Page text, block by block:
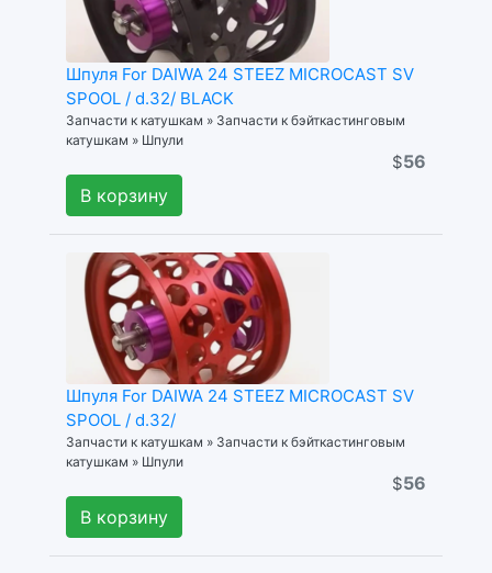
Шпуля For DAIWA 24 STEEZ MICROCAST SV
SPOOL / d.32/ BLACK
Запчасти к катушкам » Запчасти к бэйткастинговым
катушкам » Шпули
$56
В корзину
Шпуля For DAIWA 24 STEEZ MICROCAST SV
SPOOL / d.32/
Запчасти к катушкам » Запчасти к бэйткастинговым
катушкам » Шпули
$56
В корзину